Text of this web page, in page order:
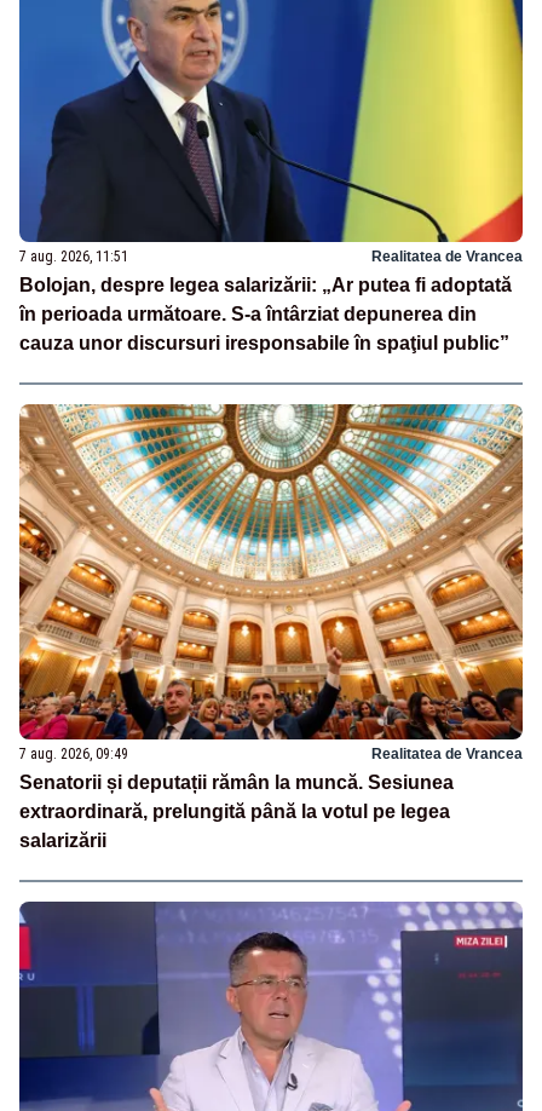
7 aug. 2026, 11:51 Realitatea de Vrancea
Bolojan, despre legea salarizării: „Ar putea fi adoptată
în perioada următoare. S-a întârziat depunerea din
cauza unor discursuri iresponsabile în spaţiul public”
7 aug. 2026, 09:49 Realitatea de Vrancea
Senatorii și deputații rămân la muncă. Sesiunea
extraordinară, prelungită până la votul pe legea
salarizării